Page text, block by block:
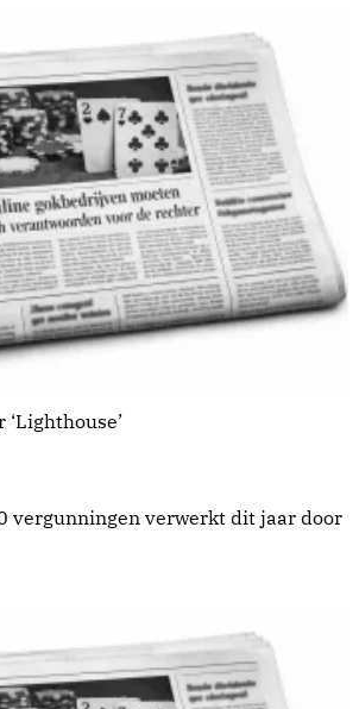
vergunningen verwerkt dit jaar door